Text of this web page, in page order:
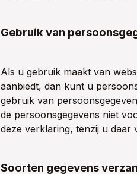
Gebruik van
Als u gebruik maakt van
aanbiedt, dan kunt u
gebruik van
de persoonsgegevens niet
deze verklaring, tenzij u daar
Soorten gegevens